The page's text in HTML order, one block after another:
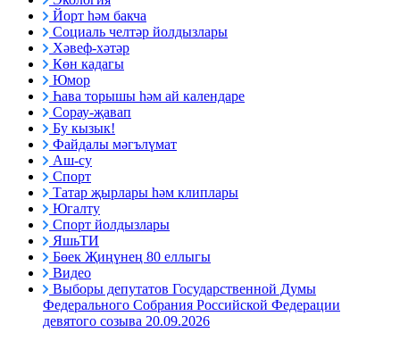
Йорт һәм бакча
Социаль челтәр йолдызлары
Хәвеф-хәтәр
Көн кадагы
Юмор
Һава торышы һәм ай календаре
Сорау-җавап
Бу кызык!
Файдалы мәгълүмат
Аш-су
Спорт
Татар җырлары һәм клиплары
Югалту
Спорт йолдызлары
ЯшьТИ
Бөек Җиңүнең 80 еллыгы
Видео
Выборы депутатов Государственной Думы
Федерального Собрания Российской Федерации
девятого созыва 20.09.2026